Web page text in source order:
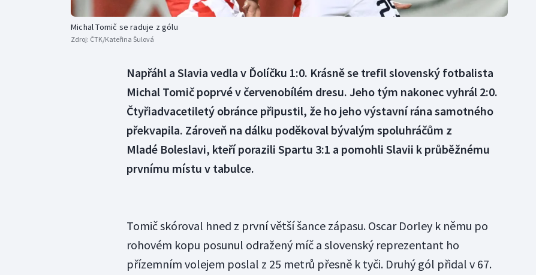
Michal Tomič se raduje z gólu
Zdroj: ČTK/Kateřina Šulová
Napřáhl a Slavia vedla v Ďolíčku 1:0. Krásně se trefil slovenský fotbalista
Michal Tomič poprvé v červenobílém dresu. Jeho tým nakonec vyhrál 2:0.
Čtyřiadvacetiletý obránce připustil, že ho jeho výstavní rána samotného
překvapila. Zároveň na dálku poděkoval bývalým spoluhráčům z
Mladé Boleslavi, kteří porazili Spartu 3:1 a pomohli Slavii k průběžnému
prvnímu místu v tabulce.
Tomič skóroval hned z první větší šance zápasu. Oscar Dorley k němu po
rohovém kopu posunul odražený míč a slovenský reprezentant ho
přízemním volejem poslal z 25 metrů přesně k tyči. Druhý gól přidal v 67.